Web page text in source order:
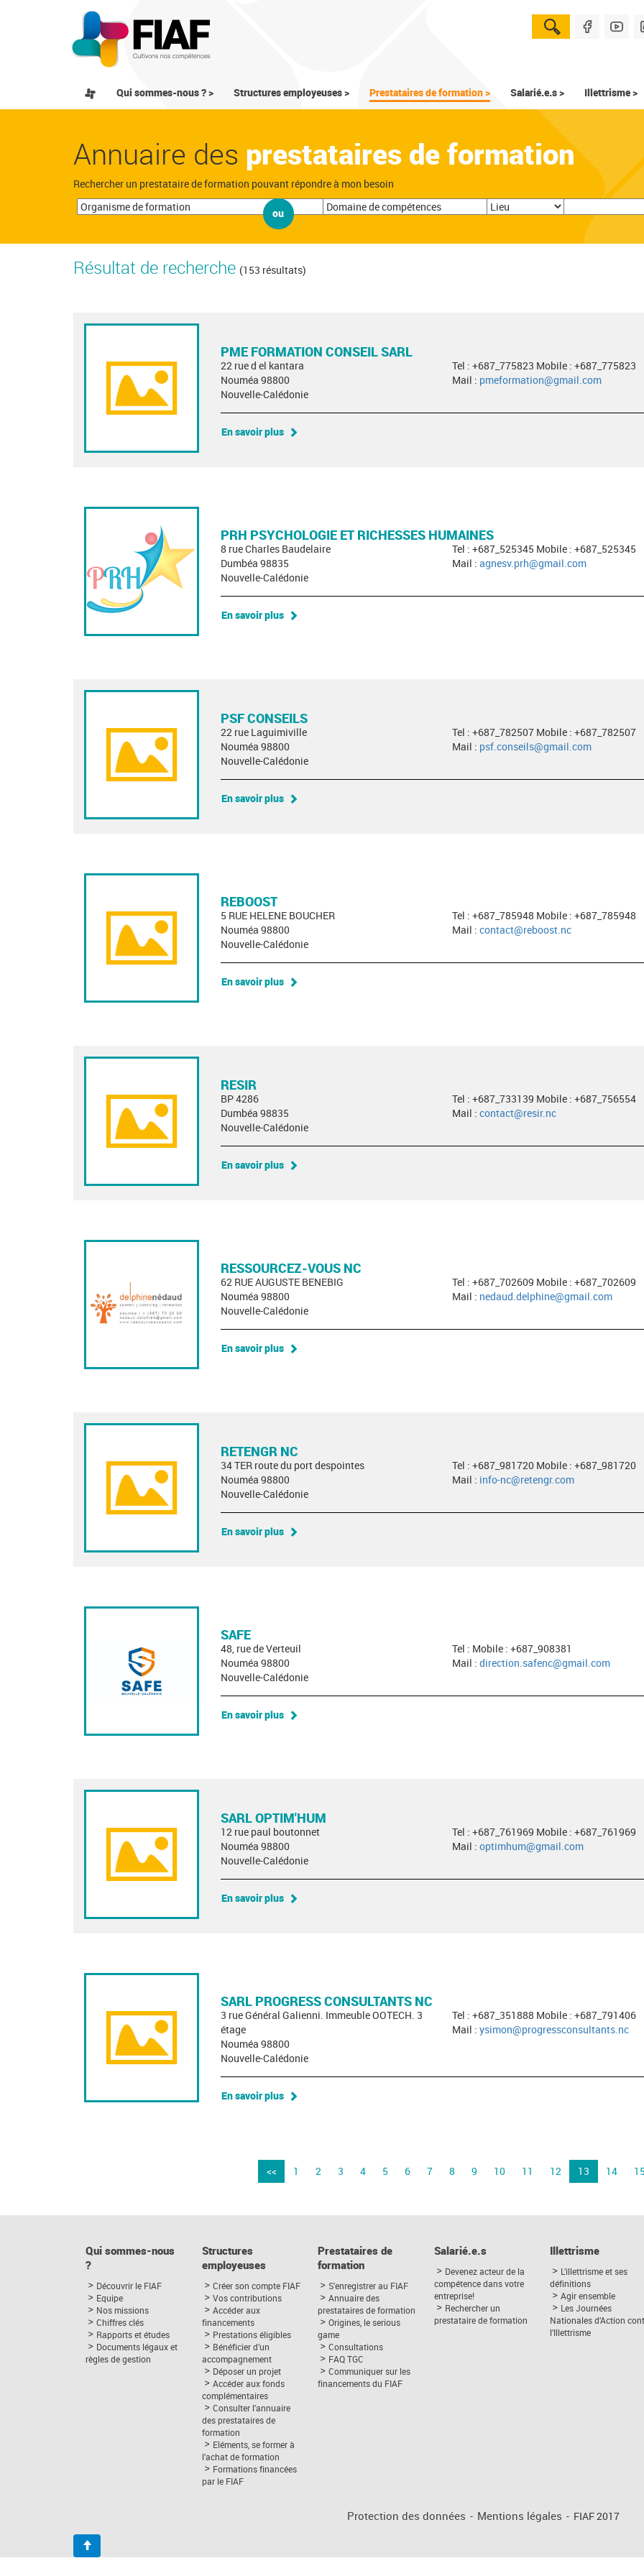
Qui sommes-nous ? > Structures employeuses > Prestataires de formation > Salarié.e.s > Illettrisme >
Annuaire des prestataires de formation
Rechercher un prestataire de formation pouvant répondre à mon besoin
ou
Résultat de recherche (153 résultats)
PME FORMATION CONSEIL SARL
22 rue d el kantara
Nouméa 98800
Nouvelle-Calédonie
Tel : +687_775823 Mobile : +687_775823
Mail : pmeformation@gmail.com
En savoir plus
PRH PSYCHOLOGIE ET RICHESSES HUMAINES
8 rue Charles Baudelaire
Dumbéa 98835
Nouvelle-Calédonie
Tel : +687_525345 Mobile : +687_525345
Mail : agnesv.prh@gmail.com
En savoir plus
PSF CONSEILS
22 rue Laguimiville
Nouméa 98800
Nouvelle-Calédonie
Tel : +687_782507 Mobile : +687_782507
Mail : psf.conseils@gmail.com
En savoir plus
REBOOST
5 RUE HELENE BOUCHER
Nouméa 98800
Nouvelle-Calédonie
Tel : +687_785948 Mobile : +687_785948
Mail : contact@reboost.nc
En savoir plus
RESIR
BP 4286
Dumbéa 98835
Nouvelle-Calédonie
Tel : +687_733139 Mobile : +687_756554
Mail : contact@resir.nc
En savoir plus
RESSOURCEZ-VOUS NC
62 RUE AUGUSTE BENEBIG
Nouméa 98800
Nouvelle-Calédonie
Tel : +687_702609 Mobile : +687_702609
Mail : nedaud.delphine@gmail.com
En savoir plus
RETENGR NC
34 TER route du port despointes
Nouméa 98800
Nouvelle-Calédonie
Tel : +687_981720 Mobile : +687_981720
Mail : info-nc@retengr.com
En savoir plus
SAFE
48, rue de Verteuil
Nouméa 98800
Nouvelle-Calédonie
Tel : Mobile : +687_908381
Mail : direction.safenc@gmail.com
En savoir plus
SARL OPTIM'HUM
12 rue paul boutonnet
Nouméa 98800
Nouvelle-Calédonie
Tel : +687_761969 Mobile : +687_761969
Mail : optimhum@gmail.com
En savoir plus
SARL PROGRESS CONSULTANTS NC
3 rue Général Galienni. Immeuble OOTECH. 3
étage
Nouméa 98800
Nouvelle-Calédonie
Tel : +687_351888 Mobile : +687_791406
Mail : ysimon@progressconsultants.nc
En savoir plus
<< 1 2 3 4 5 6 7 8 9 10 11 12 13 14 15
Qui sommes-nous
?
Découvrir le FIAF
Equipe
Nos missions
Chiffres clés
Rapports et études
Documents légaux et
règles de gestion
Structures
employeuses
Créer son compte FIAF
Vos contributions
Accéder aux
financements
Prestations éligibles
Bénéficier d’un
accompagnement
Déposer un projet
Accéder aux fonds
complémentaires
Consulter l’annuaire
des prestataires de
formation
Eléments, se former à
l’achat de formation
Formations financées
par le FIAF
Prestataires de
formation
S'enregistrer au FIAF
Annuaire des
prestataires de formation
Origines, le serious
game
Consultations
FAQ TGC
Communiquer sur les
financements du FIAF
Salarié.e.s
Devenez acteur de la
compétence dans votre
entreprise!
Rechercher un
prestataire de formation
Illettrisme
L’illettrisme et ses
définitions
Agir ensemble
Les Journées
Nationales d’Action
l’Illettrisme
Protection des données - Mentions légales - FIAF 2017